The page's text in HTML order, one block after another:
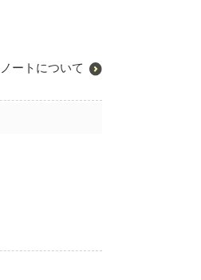
ートについて